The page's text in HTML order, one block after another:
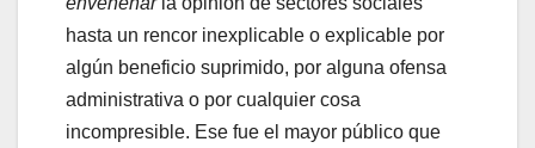
hasta un rencor inexplicable o explicable por
algún beneficio suprimido, por alguna ofensa
administrativa o por cualquier cosa
incompresible. Ese fue el mayor público que